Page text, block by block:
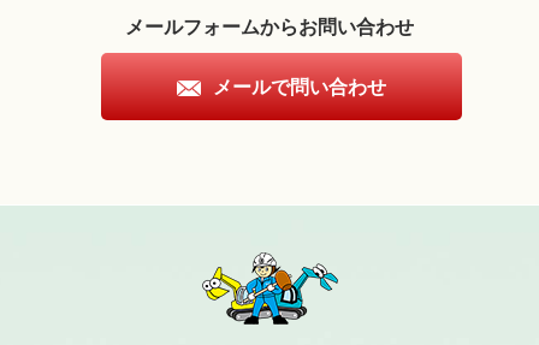
メールフォームからお問い合わせ
メールで問い合わせ